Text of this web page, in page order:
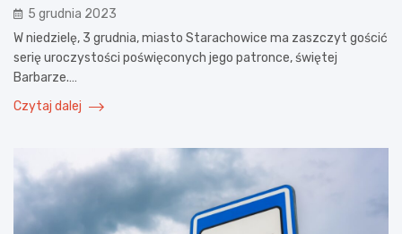
5 grudnia 2023
W niedzielę, 3 grudnia, miasto Starachowice ma zaszczyt gościć
serię uroczystości poświęconych jego patronce, świętej
Barbarze.…
Czytaj dalej